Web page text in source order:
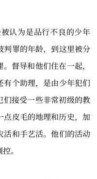
认为是品行不良的少年
判罪的年龄，到这里被分
督导和他们住在一起，
个助理，是由少年犯们
们接受一些非常初级的教
皮毛的地理和历史，加
活和手艺活。他们的活动
。